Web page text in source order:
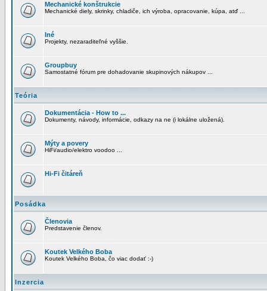
Mechanické konštrukcie
Mechanické diely, skrinky, chladiče, ich výroba, opracovanie, kúpa, atď ...
Iné
Projekty, nezaraditeľné vyššie.
Groupbuy
Samostatné fórum pre dohadovanie skupinových nákupov ...
Teória
Dokumentácia - How to ...
Dokumenty, návody, informácie, odkazy na ne (i lokálne uložená).
Mýty a povery
HiFi/audio/elektro voodoo ...
Hi-Fi čitáreň
Posádka
Členovia
Predstavenie členov.
Koutek Velkého Boba
Koutek Velkého Boba, čo viac dodať :-)
Inzercia